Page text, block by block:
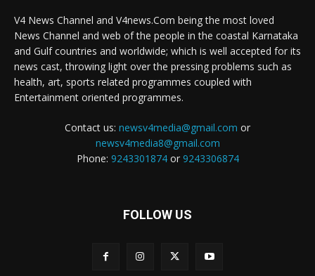
V4 News Channel and V4news.Com being the most loved
News Channel and web of the people in the coastal Karnataka
and Gulf countries and worldwide; which is well accepted for its
news cast, throwing light over the pressing problems such as
health, art, sports related programmes coupled with
Entertainment oriented programmes.
Contact us: newsv4media@gmail.com or
newsv4media8@gmail.com
Phone: 9243301874or 9243306874
FOLLOW US